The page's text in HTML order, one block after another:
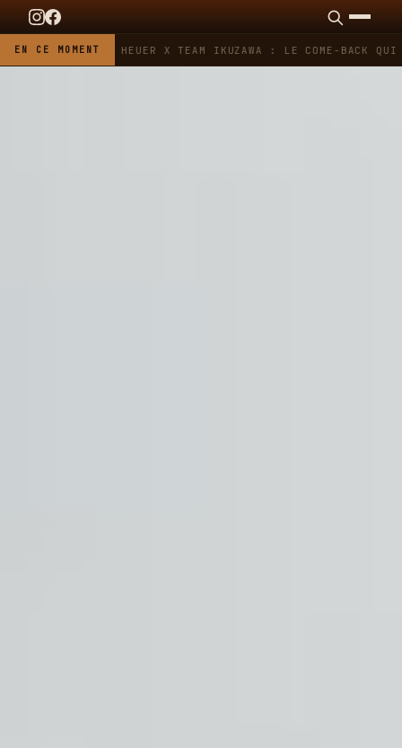
EN CE MOMENTTAG HEUER X TEAM IKUZAWA : LE COME-BACK QUI